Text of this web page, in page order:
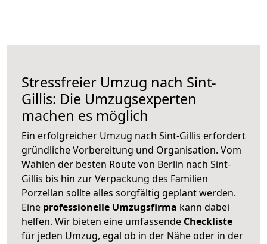
Stressfreier Umzug nach Sint-
Gillis: Die Umzugsexperten
machen es möglich
Ein erfolgreicher Umzug nach Sint-Gillis erfordert
gründliche Vorbereitung und Organisation. Vom
Wählen der besten Route von Berlin nach Sint-
Gillis bis hin zur Verpackung des Familien
Porzellan sollte alles sorgfältig geplant werden.
Eine professionelle Umzugsfirma kann dabei
helfen. Wir bieten eine umfassende Checkliste
für jeden Umzug, egal ob in der Nähe oder in der